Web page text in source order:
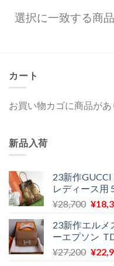
選択に一致する商
カート
お買い物カゴに商品があ
新品入荷
23新作
レディース用
¥28,700 元
価
格
は
¥
23新作エルメ
ーエプソン
¥27,200 元
¥